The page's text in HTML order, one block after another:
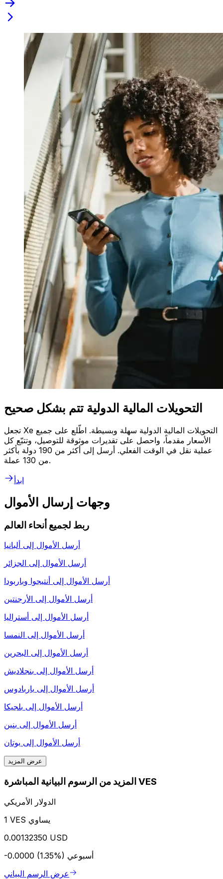
التحويلات المالية الدولية تتم بشكل صحيح
تجعل Xe التحويلات المالية الدولية سهلة وبسيطة. اطّلع على جميع
الأسعار مقدماً، واحصل على تقديرات موثوقة للتوصيل، وتتبّع كل
عملية نقل في الوقت الفعلي. أرسل إلى أكثر من 190 دولة بأكثر
من 130 عملة.
ابدأ
وجهات إرسال الأموال
ربط لجميع أنحاء العالم
أرسل الأموال إلى ألبانيا
أرسل الأموال إلى الجزائر
أرسل الأموال إلى أنتيجوا وباربودا
أرسل الأموال إلى الأرجنتين
أرسل الأموال إلى أستراليا
أرسل الأموال إلى النمسا
أرسل الأموال إلى البحرين
أرسل الأموال إلى بنجلاديش
أرسل الأموال إلى باربادوس
أرسل الأموال إلى بلجيكا
أرسل الأموال إلى بنين
أرسل الأموال إلى بوتان
عرض المزيد
المزيد من الرسوم البيانية المباشرة VES
الدولار الأمريكي
1 VES يساوي
0.00132350 USD
-0.0000 (1.35%) أسبوعي
عرض الرسم البياني